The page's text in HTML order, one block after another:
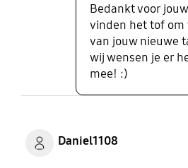
Bedankt voor
vinden het tof om
van jouw nieuwe
wij wensen je er
mee! :)
Daniel1108